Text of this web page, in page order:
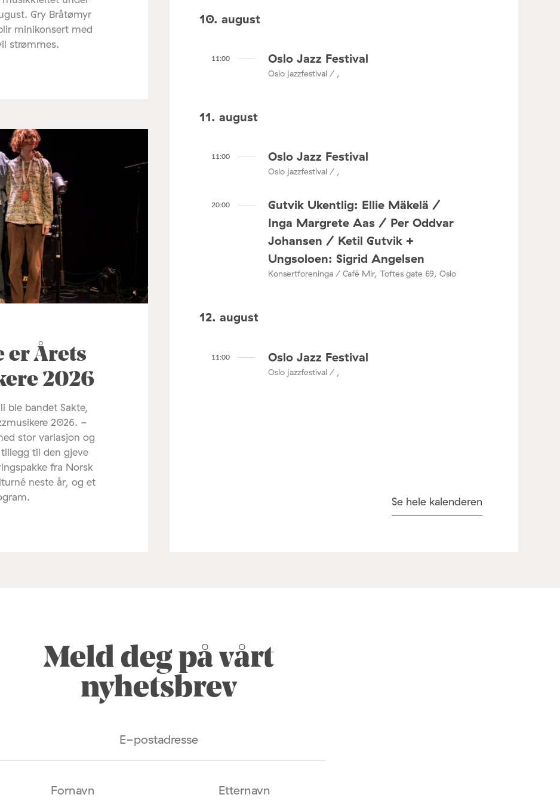
Gry Bråtømyr
minikonsert med
strømmes.
er Årets
2026
ble bandet Sakte,
2026. -
stor variasjon og
til den gjeve
fra Norsk
neste år, og et
10. august
11:00 Oslo Jazz Festival
Oslo jazzfestival / ,
11. august
11:00 Oslo Jazz Festival
Oslo jazzfestival / ,
20:00
Gutvik Ukentlig: Ellie Mäkelä /
Inga Margrete Aas / Per Oddvar
Johansen / Ketil Gutvik +
Ungsoloen: Sigrid Angelsen
Konsertforeninga / Café Mir, Toftes gate 69, Oslo
12. august
11:00 Oslo Jazz Festival
Oslo jazzfestival / ,
Se hele kalenderen
Meld deg på vårt
nyhetsbrev